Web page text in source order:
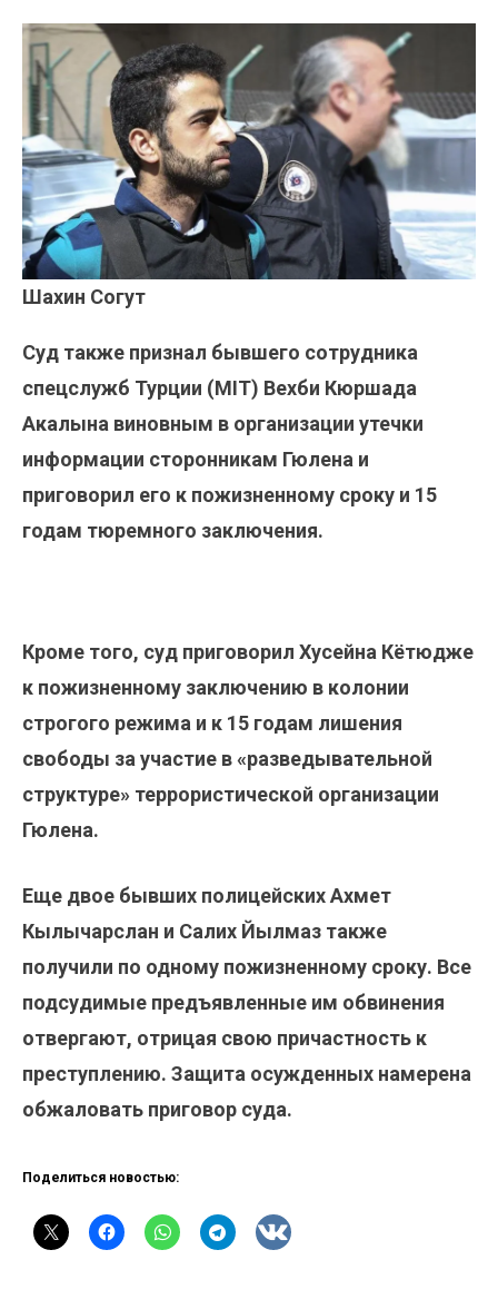
Шахин Согут
Суд также признал бывшего сотрудника
спецслужб Турции (MIT) Вехби Кюршада
Акалына виновным в организации утечки
информации сторонникам Гюлена и
приговорил его к пожизненному сроку и 15
годам тюремного заключения.
Кроме того, суд приговорил Хусейна Кётюдже
к пожизненному заключению в колонии
строгого режима и к 15 годам лишения
свободы за участие в «разведывательной
структуре» террористической организации
Гюлена.
Еще двое бывших полицейских Ахмет
Кылычарслан и Салих Йылмаз также
получили по одному пожизненному сроку. Все
подсудимые предъявленные им обвинения
отвергают, отрицая свою причастность к
преступлению. Защита осужденных намерена
обжаловать приговор суда.
Поделиться новостью: